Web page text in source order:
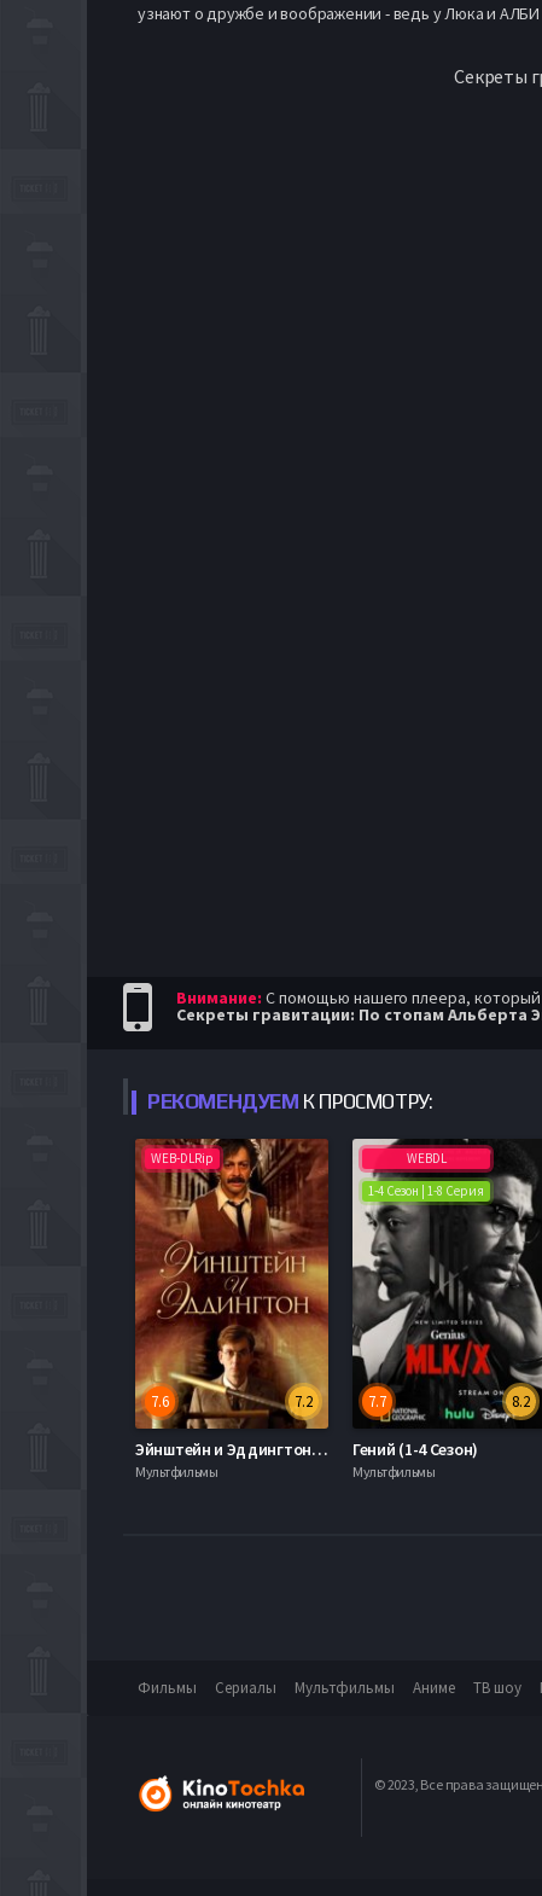
узнают о дружбе и воображении - ведь у Люка и АЛБИ
Секреты
Внимание: С помощью нашего плеера, который
Секреты гравитации: По стопам Альберта
РЕКОМЕНДУЕМ К ПРОСМОТРУ:
WEB-DLRip
7.2
7.6
Эйнштейн и Эддингтон (2008)
Мультфильмы
WEBDL
1-4 Сезон | 1-8 Серия
8.2
7.7
Гений (1-4 Сезон)
Мультфильмы
Фильмы Сериалы Мультфильмы Аниме ТВ шоу
© 2023, Все права